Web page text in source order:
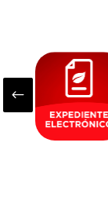
#